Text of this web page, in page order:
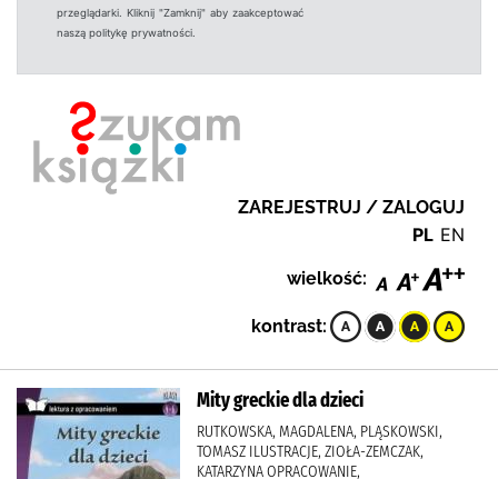
przeglądarki. Kliknij "Zamknij" aby zaakceptować
naszą politykę prywatności.
ZAREJESTRUJ / ZALOGUJ
PL EN
wielkość:
kontrast:
Mity greckie dla dzieci
RUTKOWSKA, MAGDALENA, PLĄSKOWSKI,
TOMASZ ILUSTRACJE, ZIOŁA-ZEMCZAK,
KATARZYNA OPRACOWANIE,